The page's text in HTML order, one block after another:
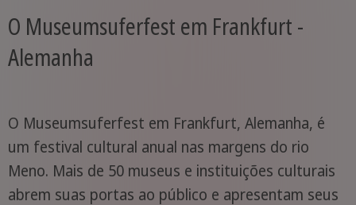
O Museumsuferfest em Frankfurt -
Alemanha
O Museumsuferfest em Frankfurt, Alemanha, é
um festival cultural anual nas margens do rio
Meno. Mais de 50 museus e instituições culturais
abrem suas portas ao público e apresentam seus